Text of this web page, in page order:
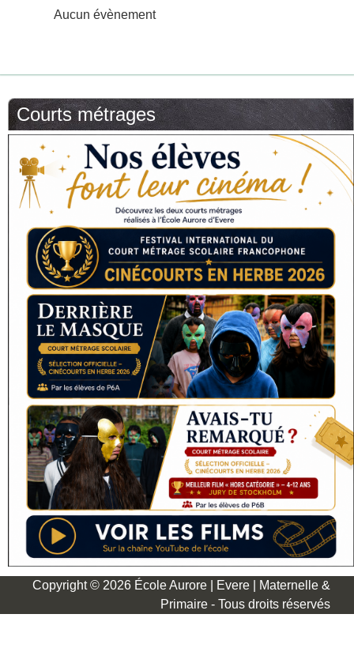
Aucun évènement
Courts métrages
Copyright © 2026 École Aurore | Evere | Maternelle &
Primaire - Tous droits réservés